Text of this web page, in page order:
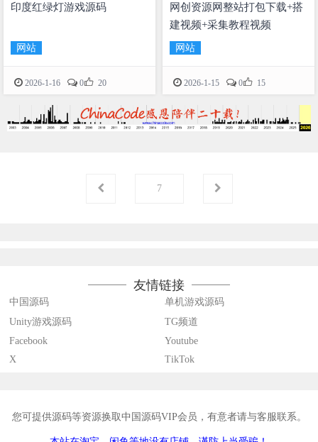
印度红绿灯游戏源码
网站
2026-1-16 0 20
网创资源网整站打包下载+搭
建视频+采集教程视频
网站
2026-1-15 0 15
第
7页
友情链接
中国源码
单机游戏源码
Unity游戏源码
TG频道
Facebook
Youtube
X
TikTok
您可提供源码等资源换取中国源码VIP会员，有意者请与客服联系。